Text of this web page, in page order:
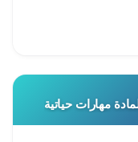
مهارات حياتية